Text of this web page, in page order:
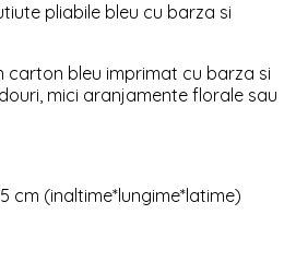
pliabile bleu cu barza si
carton bleu imprimat cu barza si
mici aranjamente florale sau
cm (inaltime*lungime*latime)